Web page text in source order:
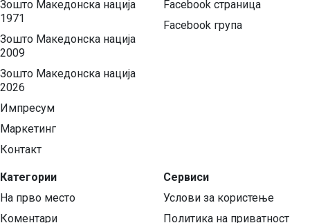
Зошто Македонска нација
1971
Зошто Македонска нација
2009
Зошто Македонска нација
2026
Импресум
Маркетинг
Контакт
Категории
На прво место
Коментари
Facebook страница
Facebook група
Сервиси
Услови за користење
Политика на приватност